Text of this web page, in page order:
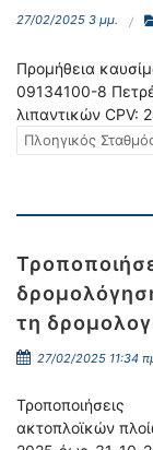
27/02/2025 3 μμ.
Προμήθεια
09134100-8
λιπαντικών CPV:
Πλοηγικός
τη
27/02/2025 11:34
ακτοπλοϊκών